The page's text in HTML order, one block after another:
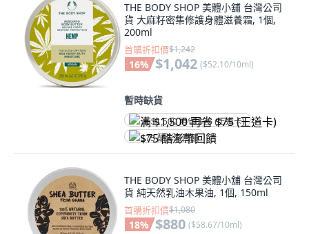
THE BODY SHOP 美體小舖 台灣公司
貨 大麻籽密集修護身體滋養霜, 1個,
200ml
首購折扣價$1,242
16% $1,042 ($52.10/10ml)
暫時缺貨
满 $1,500 再省 $75 (王道卡)
$75 酷澎幣回饋
THE BODY SHOP 美體小舖 台灣公司
貨 純天然乳油木果油, 1個, 150ml
首購折扣價$1,080
18% $880 ($58.67/10ml)